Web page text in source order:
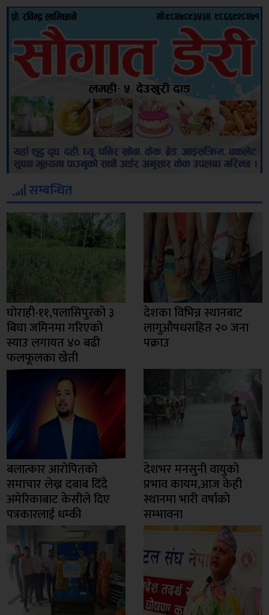
सम्बन्धित
घोराही-११,पलासिपुरको ३
बिघा जमिनमा गरिएको
स्याउ लगायत ४० बढी
फलफूलका खेती
देशका विभिन्न स्थानबाट
लागुऔषधसहित २० जना
पक्राउ
बलात्कार आरोपितको
समाचार लेख्न दबाब दिँदै
अमेरिकाबाट केसीले दिए
पत्रकारलाई धम्की
देशभर मनसुनी वायुको
प्रभाव कायम,आज केही
स्थानमा भारी वर्षाको
सम्भावना